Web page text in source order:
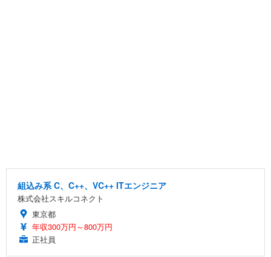
組込み系 C、C++、VC++ ITエンジニア
株式会社スキルコネクト
東京都
年収300万円～800万円
正社員